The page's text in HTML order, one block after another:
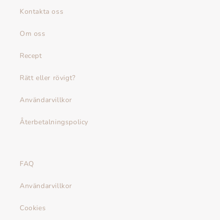
Kontakta oss
Om oss
Recept
Rätt eller rövigt?
Användarvillkor
Återbetalningspolicy
FAQ
Användarvillkor
Cookies